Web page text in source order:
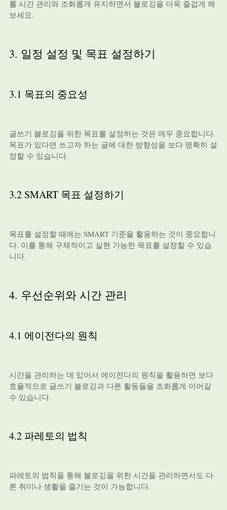
를 시간 관리와 조화롭게 유지하면서 블로깅을 더욱 즐겁게 해
보세요.
3. 일정 설정 및 목표 설정하기
3.1 목표의 중요성
글쓰기 블로깅을 위한 목표를 설정하는 것은 매우 중요합니다.
목표가 있다면 쓰고자 하는 글에 대한 방향성을 보다 명확히 설
정할 수 있습니다.
3.2 SMART 목표 설정하기
목표를 설정할 때에는 SMART 기준을 활용하는 것이 중요합니
다. 이를 통해 구체적이고 실현 가능한 목표를 설정할 수 있습
니다.
4. 우선순위와 시간 관리
4.1 에이전다의 원칙
시간을 관리하는 데 있어서 에이전다의 원칙을 활용하면 보다
효율적으로 글쓰기 블로깅과 다른 활동들을 조화롭게 이어갈
수 있습니다.
4.2 파레토의 법칙
파레토의 법칙을 통해 블로깅을 위한 시간을 관리하면서도 다
른 취미나 생활을 즐기는 것이 가능합니다.